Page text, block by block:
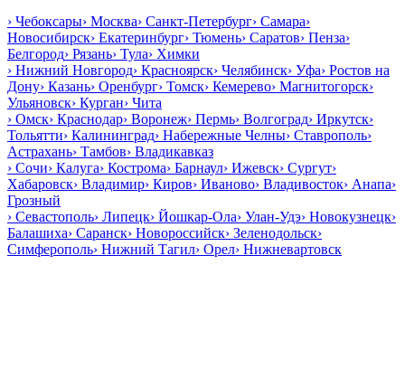
› Чебоксары› Москва› Санкт-Петербург› Самара›
Новосибирск› Екатеринбург› Тюмень› Саратов› Пенза›
Белгород› Рязань› Тула› Химки
› Нижний Новгород› Красноярск› Челябинск› Уфа› Ростов на
Дону› Казань› Оренбург› Томск› Кемерево› Магнитогорск›
Ульяновск› Курган› Чита
› Омск› Краснодар› Воронеж› Пермь› Волгоград› Иркутск›
Тольятти› Калининград› Набережные Челны› Ставрополь›
Астрахань› Тамбов› Владикавказ
› Сочи› Калуга› Кострома› Барнаул› Ижевск› Сургут›
Хабаровск› Владимир› Киров› Иваново› Владивосток› Анапа›
Грозный
› Севастополь› Липецк› Йошкар-Ола› Улан-Удэ› Новокузнецк›
Балашиха› Саранск› Новороссийск› Зеленодольск›
Симферополь› Нижний Тагил› Орел› Нижневартовск